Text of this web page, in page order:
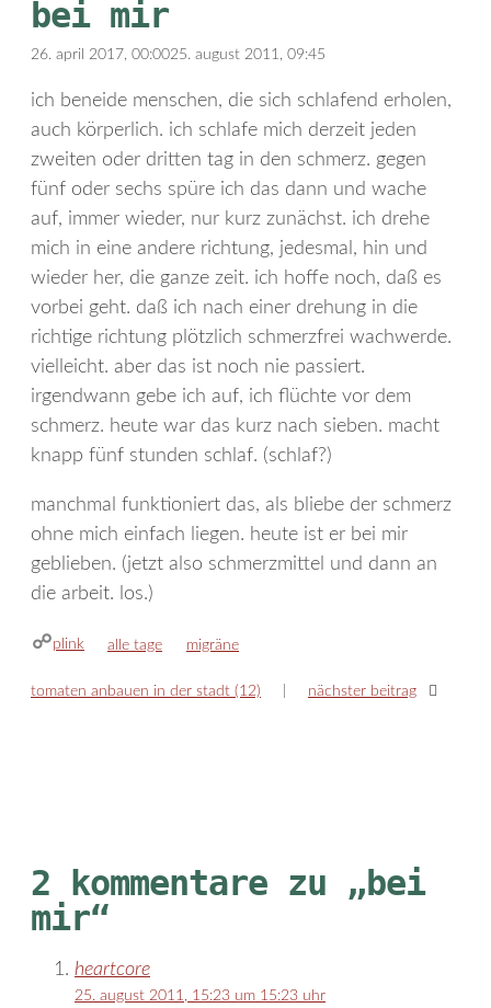
bei mir
26. april 2017, 00:0025. august 2011, 09:45
ich beneide menschen, die sich schlafend erholen,
auch körperlich. ich schlafe mich derzeit jeden
zweiten oder dritten tag in den schmerz. gegen
fünf oder sechs spüre ich das dann und wache
auf, immer wieder, nur kurz zunächst. ich drehe
mich in eine andere richtung, jedesmal, hin und
wieder her, die ganze zeit. ich hoffe noch, daß es
vorbei geht. daß ich nach einer drehung in die
richtige richtung plötzlich schmerzfrei wachwerde.
vielleicht. aber das ist noch nie passiert.
irgendwann gebe ich auf, ich flüchte vor dem
schmerz. heute war das kurz nach sieben. macht
knapp fünf stunden schlaf. (schlaf?)
manchmal funktioniert das, als bliebe der schmerz
ohne mich einfach liegen. heute ist er bei mir
geblieben. (jetzt also schmerzmittel und dann an
die arbeit. los.)
plink kategorien
alle tage schlagwörter
migräne
tomaten anbauen in der stadt (12) nächster beitrag
2 kommentare zu „bei
mir“
heartcore
25. august 2011, 15:23 um 15:23 uhr